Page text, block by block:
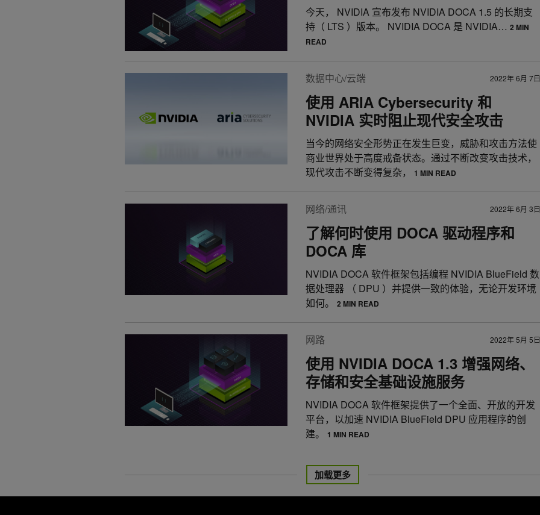
今天， NVIDIA 宣布发布 NVIDIA DOCA 1.5 的长期支
持（ LTS ）版本。 NVIDIA DOCA 是 NVIDIA… 2 MIN
READ
数据中心/云端 2022年 6月 7日
使用 ARIA Cybersecurity 和
NVIDIA 实时阻止现代安全攻击
当今的网络安全形势正在发生巨变，威胁和攻击方法使
商业世界处于高度戒备状态。通过不断改变攻击技术，
现代攻击不断变得复杂，
1 MIN READ
网络/通讯 2022年 6月 3日
了解何时使用 DOCA 驱动程序和
DOCA 库
NVIDIA DOCA 软件框架包括编程 NVIDIA BlueField 数
据处理器 （ DPU ）并提供一致的体验，无论开发环境
如何。
2 MIN READ
网路 2022年 5月 5日
使用 NVIDIA DOCA 1.3 增强网络、
存储和安全基础设施服务
NVIDIA DOCA 软件框架提供了一个全面、开放的开发
平台，以加速 NVIDIA BlueField DPU 应用程序的创
建。
1 MIN READ
加载更多